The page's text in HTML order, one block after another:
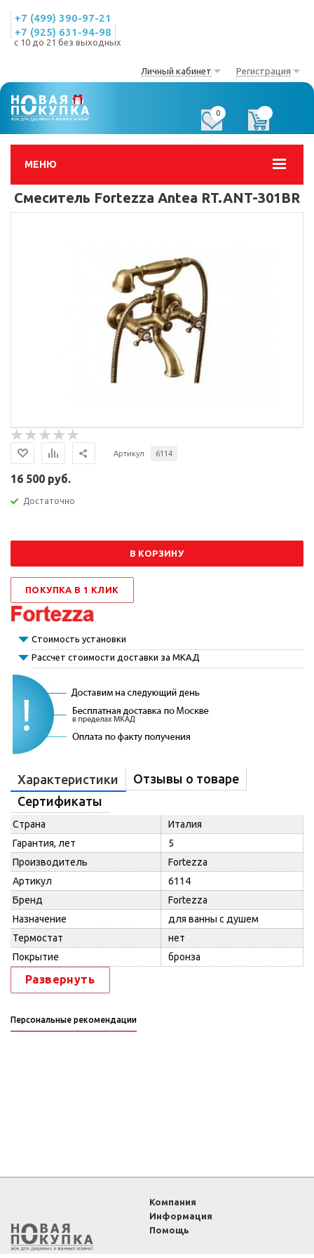
+7 (499) 390-97-21
+7 (925) 631-94-98
с 10 до 21 без выходных
Личный кабинет Регистрация
МЕНЮ
0
Смеситель Fortezza Antea RT.ANT-301BR
Артикул 6114
16 500 руб.
Достаточно
В КОРЗИНУ
ПОКУПКА В 1 КЛИК
Стоимость установки
Рассчет стоимости доставки за МКАД
Характеристики
Отзывы о товаре
Сертификаты
Страна
Италия
Гарантия, лет
5
Производитель
Fortezza
Артикул
6114
Бренд
Fortezza
Назначение
для ванны с душем
Термостат
нет
Покрытие
бронза
Развернуть
Персональные рекомендации
Компания
Информация
Помощь